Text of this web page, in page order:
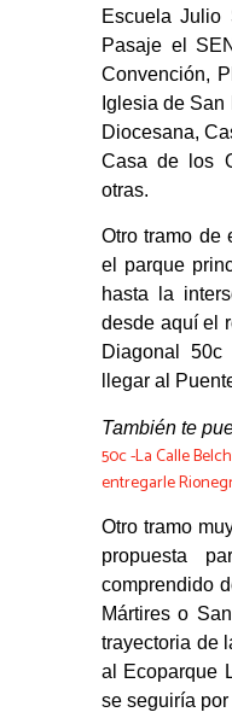
Escuela Julio
Pasaje el
Convención,
Iglesia de
Diocesana,
Casa de los
otras.
Otro tramo de
el parque
hasta la
desde aquí el
Diagonal
llegar al
También te
50c -La Calle
entregarle
Otro tramo
propuesta
comprendido
Mártires o
trayectoria de
al Ecoparque
se seguiría